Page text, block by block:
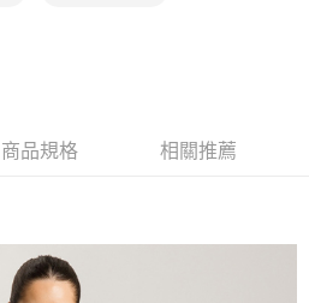
商品規格 相關推薦